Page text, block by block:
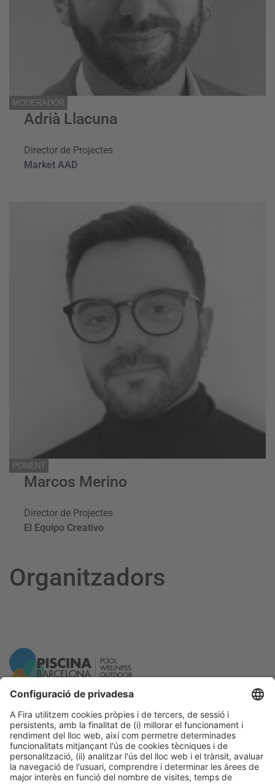
MODERADOR
Adrià Llacuna
Director de Projectes
Market AAD
PONENT
Marcos Merino
Director de Projectes
El Equipo Creativo
Organitzadors